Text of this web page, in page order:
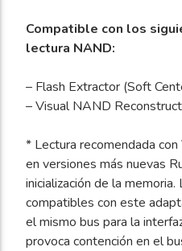
Compatible con los
lectura NAND:
– Flash Extractor (Soft
– Visual NAND
* Lectura recomendada
en versiones más nuevas
inicialización de la
compatibles con este
el mismo bus para la
provoca contención en el